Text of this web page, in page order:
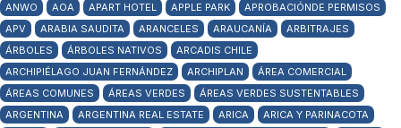
ANWO
AOA APART HOTEL APPLE PARK
APROBACIÓNDE PERMISOS
APV
ARABIA SAUDITA ARANCELES ARAUCANÍA
ARBITRAJES
ÁRBOLES
ÁRBOLES NATIVOS
ARCADIS CHILE
ARCHIPIÉLAGO JUAN FERNÁNDEZ
ARCHIPLAN
ÁREA COMERCIAL
ÁREAS COMUNES
ÁREAS VERDES
ÁREAS VERDES SUSTENTABLES
ARGENTINA
ARGENTINA REAL ESTATE ARICA
ARICA Y PARINACOTA